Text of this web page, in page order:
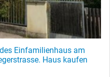
Einfamilienhaus am
Haus kaufen